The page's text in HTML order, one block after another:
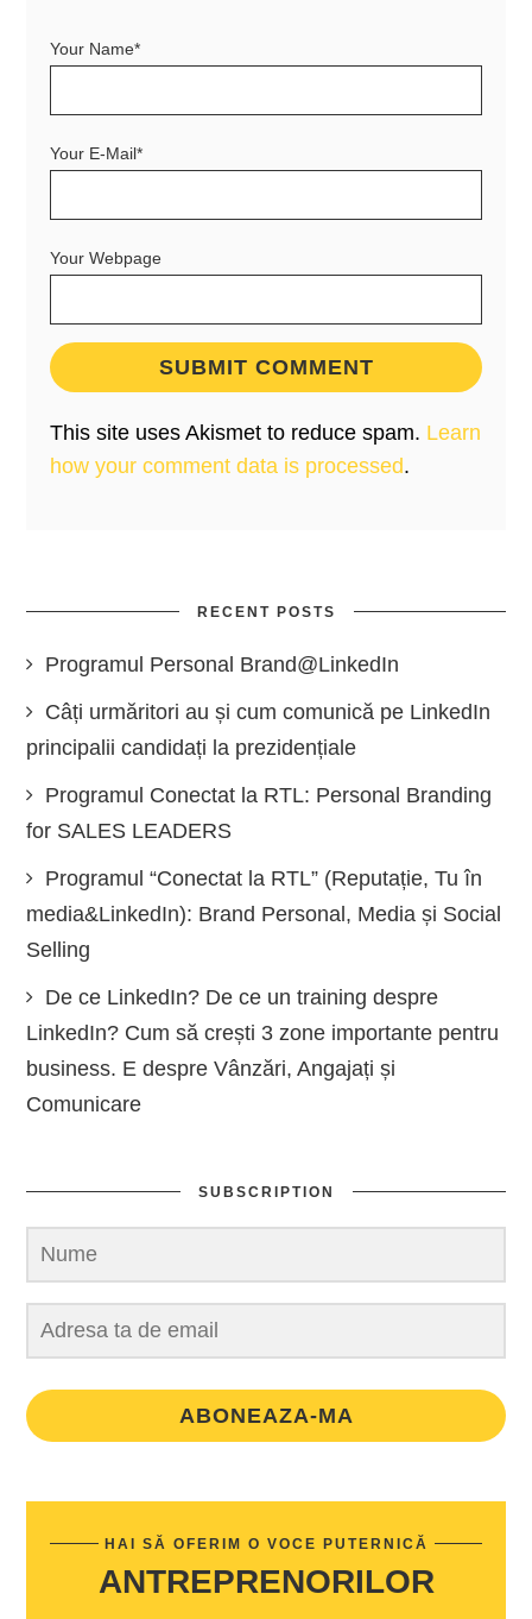
Your Name*
Your E-Mail*
Your Webpage
This site uses Akismet to reduce spam. Learn
how your comment data is processed.
RECENT POSTS
Programul Personal Brand@LinkedIn
Câți urmăritori au și cum comunică pe LinkedIn
principalii candidați la prezidențiale
Programul Conectat la RTL: Personal Branding
for SALES LEADERS
Programul “Conectat la RTL” (Reputație, Tu în
media&LinkedIn): Brand Personal, Media și Social
Selling
De ce LinkedIn? De ce un training despre
LinkedIn? Cum să crești 3 zone importante pentru
business. E despre Vânzări, Angajați și
Comunicare
SUBSCRIPTION
ABONEAZA-MA
HAI SĂ OFERIM O VOCE PUTERNICĂ
ANTREPRENORILOR